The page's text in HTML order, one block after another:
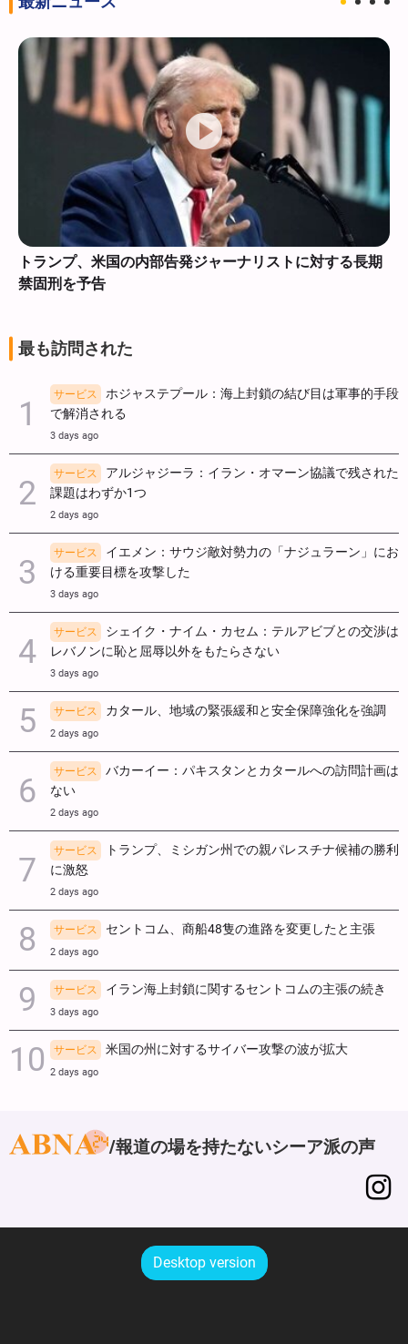
トランプ、米国の内部告発ジャーナリストに対する長期
禁固刑を予告
最も訪問された
サービス
ホジャステプール：海上封鎖の結び目は軍事的手段
で解消される
3 days ago
サービス
アルジャジーラ：イラン・オマーン協議で残された
課題はわずか1つ
2 days ago
サービス
イエメン：サウジ敵対勢力の「ナジュラーン」にお
ける重要目標を攻撃した
3 days ago
サービス
シェイク・ナイム・カセム：テルアビブとの交渉は
レバノンに恥と屈辱以外をもたらさない
3 days ago
サービス カタール、地域の緊張緩和と安全保障強化を強調
2 days ago
サービス
バカーイー：パキスタンとカタールへの訪問計画は
ない
2 days ago
サービス
トランプ、ミシガン州での親パレスチナ候補の勝利
に激怒
2 days ago
サービス セントコム、商船48隻の進路を変更したと主張
2 days ago
サービス イラン海上封鎖に関するセントコムの主張の続き
3 days ago
サービス 米国の州に対するサイバー攻撃の波が拡大
2 days ago
報道の場を持たないシーア派の声
Desktop version